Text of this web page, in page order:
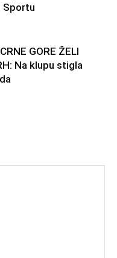
Sportu
GORE ŽELI
Na klupu stigla